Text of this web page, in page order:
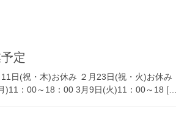
定
日(祝・木)お休み ２月23日(祝・火)お休
)11：00～18：00 3月9日(火)11：00～18